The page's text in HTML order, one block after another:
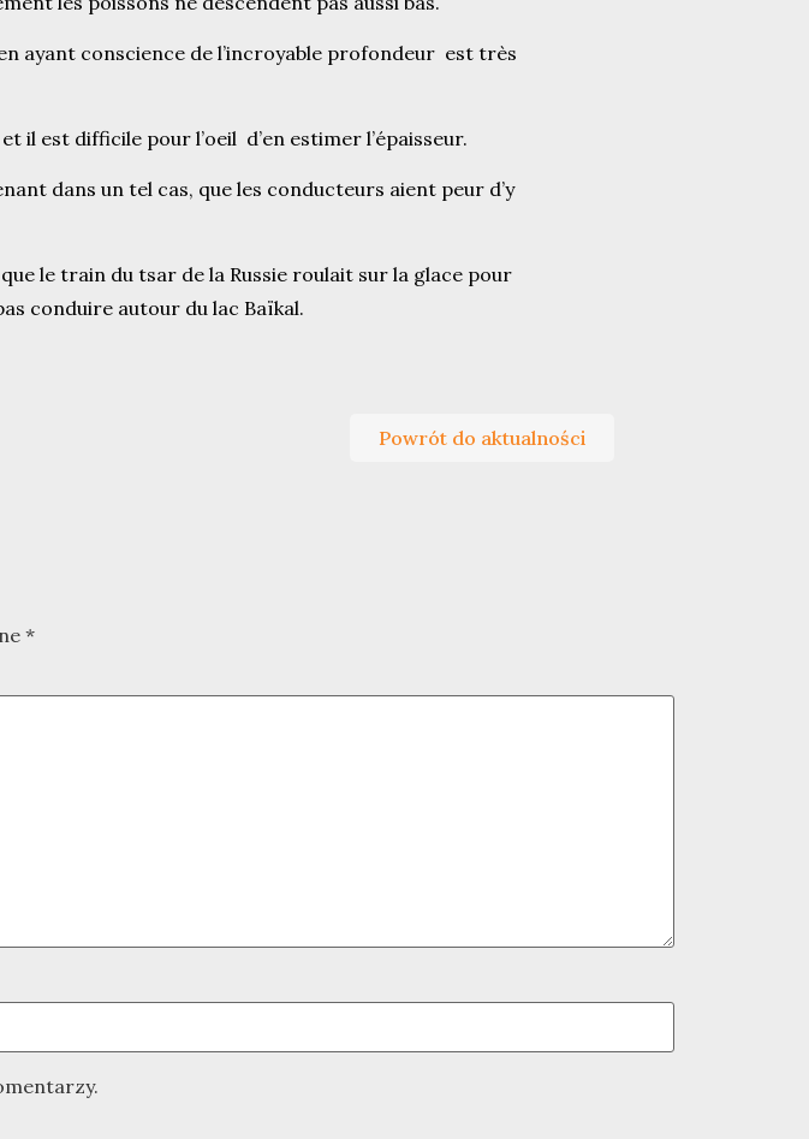
ayant conscience de l’incroyable profondeur est très
il est difficile pour l’oeil d’en estimer l’épaisseur.
dans un tel cas, que les conducteurs aient peur d’y
le train du tsar de la Russie roulait sur la glace pour
conduire autour du lac Baïkal.
Powrót do aktualności
*